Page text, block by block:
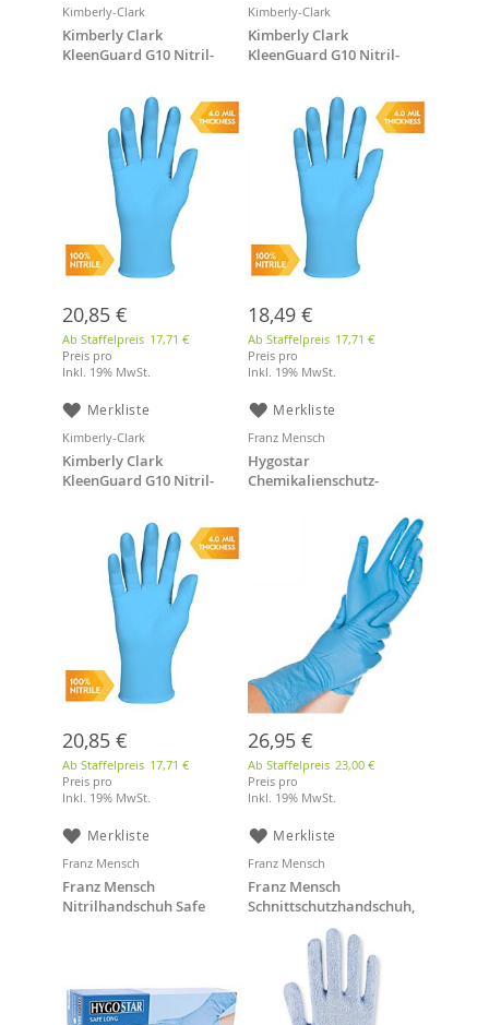
Kimberly-Clark
Kimberly Clark
KleenGuard G10 Nitril-
20,85 €
Ab Staffelpreis 17,71 €
Preis pro
Inkl. 19% MwSt.
Merkliste
Kimberly-Clark
Kimberly Clark
KleenGuard G10 Nitril-
18,49 €
Ab Staffelpreis 17,71 €
Preis pro
Inkl. 19% MwSt.
Merkliste
Kimberly-Clark
Kimberly Clark
KleenGuard G10 Nitril-
20,85 €
Ab Staffelpreis 17,71 €
Preis pro
Inkl. 19% MwSt.
Merkliste
Franz Mensch
Hygostar
Chemikalienschutz-
26,95 €
Ab Staffelpreis 23,00 €
Preis pro
Inkl. 19% MwSt.
Merkliste
Franz Mensch
Franz Mensch
Nitrilhandschuh Safe
Franz Mensch
Franz Mensch
Schnittschutzhandschuh,
blau "Cut Allfood Glass
Sensitive", Gr. XL